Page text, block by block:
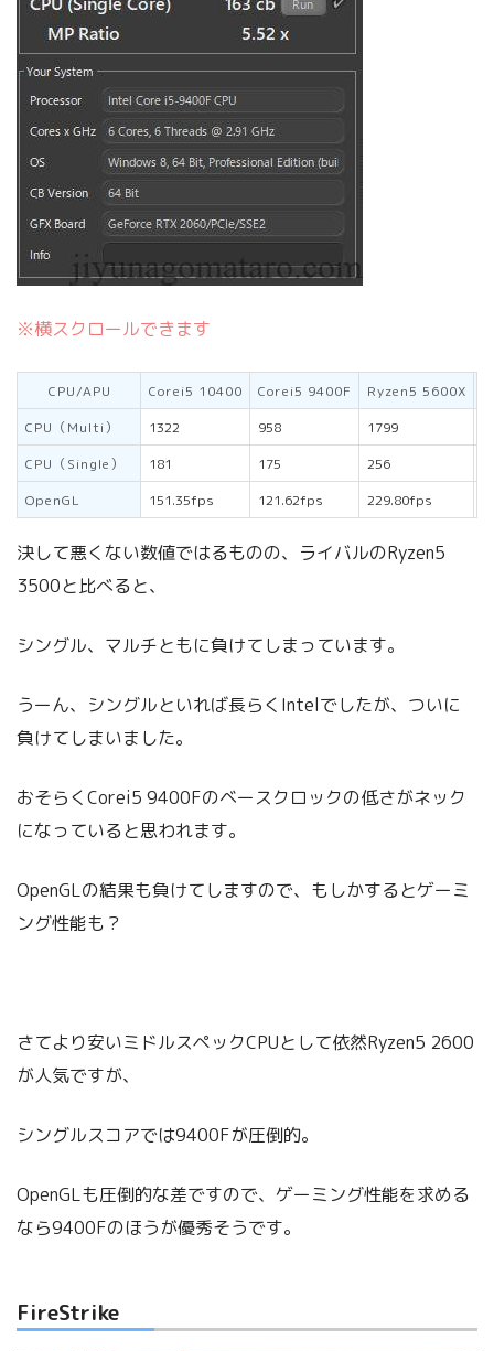
※横スクロールできます
CPU/APU Corei5 10400 Corei5 9400F Ryzen5 5600X
CPU（Multi）
1322 958 1799
CPU（Single）
181 175 256
OpenGL
151.35fps 121.62fps 229.80fps
決して悪くない数値ではるものの、ライバルのRyzen5
3500と比べると、
シングル、マルチともに負けてしまっています。
うーん、シングルといれば長らくIntelでしたが、ついに
負けてしまいました。
おそらくCorei5 9400Fのベースクロックの低さがネック
になっていると思われます。
OpenGLの結果も負けてしますので、もしかするとゲーミ
ング性能も？
さてより安いミドルスペックCPUとして依然Ryzen5 2600
が人気ですが、
シングルスコアでは9400Fが圧倒的。
OpenGLも圧倒的な差ですので、ゲーミング性能を求める
なら9400Fのほうが優秀そうです。
FireStrike